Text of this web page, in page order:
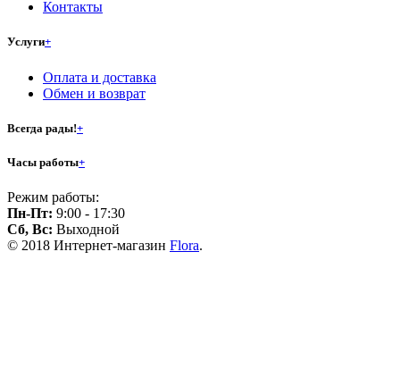
Контакты
Услуги+
Оплата и доставка
Обмен и возврат
Всегда рады!+
Часы работы+
Режим работы:
Пн-Пт: 9:00 - 17:30
Сб, Вс: Выходной
© 2018 Интернет-магазин Flora.